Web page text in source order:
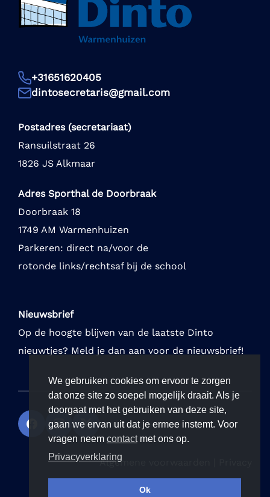
+31651620405
dintosecretaris@gmail.com
Postadres (secretariaat)
Ransuilstraat 26
1826 JS Alkmaar
Adres Sporthal de Doorbraak
Doorbraak 18
1749 AM Warmenhuizen
Parkeren: direct na/voor de
rotonde links/rechtsaf bij de school
Nieuwsbrief
Op de hoogte blijven van de laatste Dinto
nieuwtjes? Meld je dan aan voor de nieuwsbrief!
Algemene voorwaarden
We gebruiken cookies om ervoor te zorgen
dat onze site zo soepel mogelijk draait. Als je
doorgaat met het gebruiken van deze site,
gaan we ervan uit dat je ermee instemt. Voor
vragen neem contactmet ons op.
Privacyverklaring
Ok